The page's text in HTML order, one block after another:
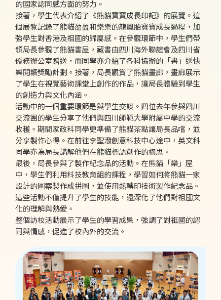
的國家認同感方面的努力。
接著，學生代表介紹了《熊貓寶寶成長印記》的展覽。這
個展覽記錄了熊貓盈盈和樂樂的龍鳳胎寶寶成長過程，加
強學生對香港及祖國的歸屬感。在參觀環節中，學生們帶
領局長參觀了熊貓書屋，藏書由四川海外聯誼會及四川省
僑務辦公室贈送，而同學亦介紹了各科協辦的「書」送快
樂閱讀獎勵計劃。接著，局長觀賞了熊貓畫廊，畫廊展示
了學生在視覺藝術課堂上創作的作品，讓局長體驗到學生
的創造力與文化內涵。
活動中的一個重要環節是與學生交談。四位去年參與四川
交流團的學生分享了他們與四川師範大學附屬中學的交流
收穫。期間家政科同學更準備了熊貓茶點讓局長品嚐，並
分享製作心得。在前往李聖潑創意科技中心途中，英文科
同學亦為局長講解他們在熊貓標語創作的構思。
最後，局長參與了製作紀念品的活動。在熊貓「樂」屋
中，學生們利用科技教育組的課程，學習如何將熊貓一家
設計的圖案製作成拼圖，並使用熱轉印技術製作紀念品。
這些活動不僅提升了學生的技能，還深化了他們對祖國文
化的理解與熱愛。
整個訪校活動展示了學生的學習成果，強調了對祖國的認
同與情感，促進了校內外的交流。